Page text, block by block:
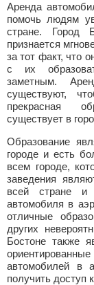
Аренда
помочь людям
стране. Город
признается
за тот факт, что
с их
заметным.
существуют,
прекрасная
существует в
Образование
городе и есть
всем городе,
заведения
всей стране и
автомобиля в
отличные
других
Бостоне также
автомобилей в
получить доступ